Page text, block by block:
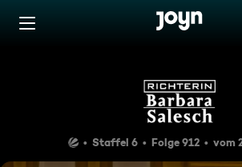
Zum Inhalt springen
Herr der
Staffel 6 Folge 912 vom